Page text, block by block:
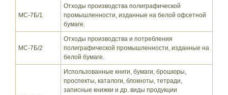
МС-7Б/1
Отходы производства полиграфической
промышленности, изданные на белой офсетной
бумаге.
МС-7Б/2
Отходы производства и потребления
полиграфической промышленности, изданные на
белой бумаге.
Использованные книги, бумаги, брошюры,
проспекты, каталоги, блокноты, тетради,
записные книжки и др. виды продукции